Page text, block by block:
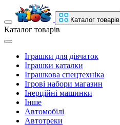
Каталог товарів
Каталог товарів
Іграшки для дівчаток
Іграшки каталки
Іграшкова спецтехніка
Ігрові набори магазин
Інерційні машинки
Інше
Автомобілі
Автотреки